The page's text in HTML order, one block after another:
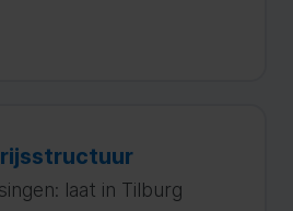
laat in Tilburg